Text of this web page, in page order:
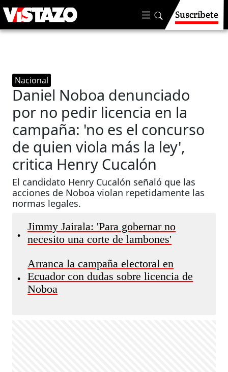
Suscríbete
Nacional
Daniel Noboa denunciado
por no pedir licencia en la
campaña: 'no es el concurso
de quien viola más la ley',
critica Henry Cucalón
El candidato Henry Cucalón señaló que las
acciones de Noboa violan repetidamente las
normas legales.
•
Jimmy Jairala: 'Para gobernar no
necesito una corte de lambones'
•
Arranca la campaña electoral en
Ecuador con dudas sobre licencia de
Noboa